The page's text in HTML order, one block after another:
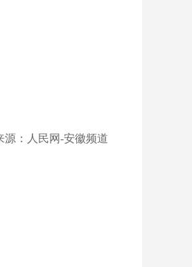
： 人民网-安徽频道